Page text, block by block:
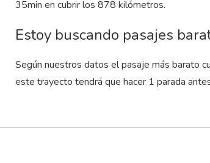
35min en cubrir los 878 kilómetros.
Estoy buscando pasajes
Según nuestros datos el pasaje más barato
este trayecto tendrá que hacer 1 parada